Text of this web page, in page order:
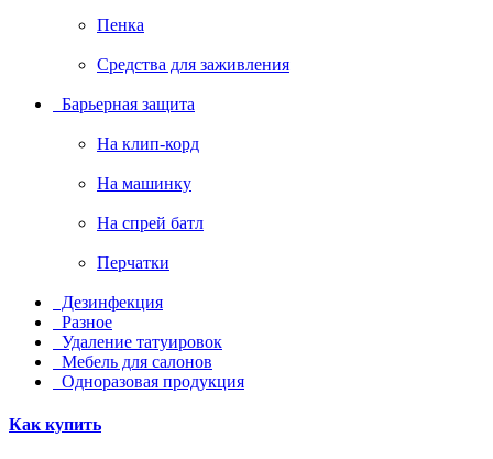
Пенка
Средства для заживления
Барьерная защита
На клип-корд
На машинку
На спрей батл
Перчатки
Дезинфекция
Разное
Удаление татуировок
Мебель для салонов
Одноразовая продукция
Как купить